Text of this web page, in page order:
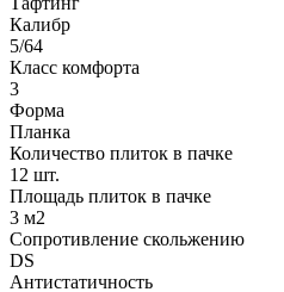
Калибр
5/64
Класс комфорта
3
Форма
Планка
Количество плиток в пачке
12 шт.
Площадь плиток в пачке
3 м2
Сопротивление скольжению
DS
Антистатичность